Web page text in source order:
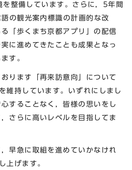
整備しています。さらに，5年間
の観光案内標識の計画的な改
「歩くまち京都アプリ」の配信
に進めてきたことも成果となっ
す。
ります「再来訪意向」について
維持しています。いずれにしまし
することなく，皆様の思いをし
さらに高いレベルを目指してま
早急に取組を進めていかなけれ
上げます。